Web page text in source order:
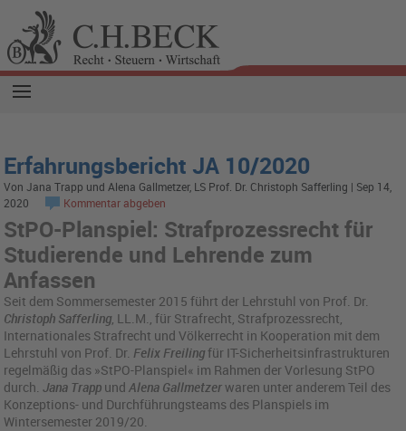
Erfahrungsbericht JA 10/2020
Von Jana Trapp und Alena Gallmetzer, LS Prof. Dr. Christoph Safferling | Sep 14,
2020
Kommentar abgeben
StPO-Planspiel: Strafprozessrecht für
Studierende und Lehrende zum
Anfassen
Seit dem Sommersemester 2015 führt der Lehrstuhl von Prof. Dr.
Christoph Safferling , LL.M., für Strafrecht, Strafprozessrecht,
Internationales Strafrecht und Völkerrecht in Kooperation mit dem
Lehrstuhl von Prof. Dr. Felix Freilingfür IT-Sicherheitsinfrastrukturen
regelmäßig das »StPO-Planspiel« im Rahmen der Vorlesung StPO
durch.Jana Trapp undAlena Gallmetzerwaren unter anderem Teil des
Konzeptions- und Durchführungsteams des Planspiels im
Wintersemester 2019/20.